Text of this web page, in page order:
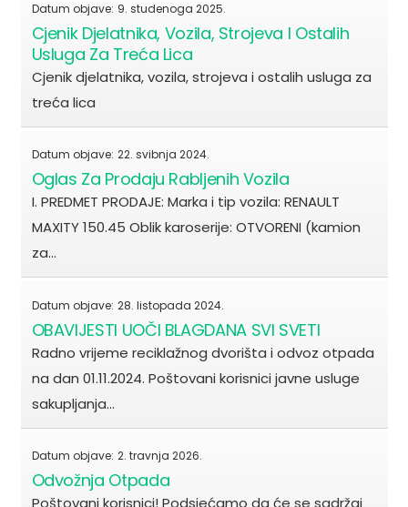
Datum objave: 9. studenoga 2025.
Cjenik Djelatnika, Vozila, Strojeva I Ostalih
Usluga Za Treća Lica
Cjenik djelatnika, vozila, strojeva i ostalih usluga za
treća lica
Datum objave: 22. svibnja 2024.
Oglas Za Prodaju Rabljenih Vozila
I. PREDMET PRODAJE: Marka i tip vozila: RENAULT
MAXITY 150.45 Oblik karoserije: OTVORENI (kamion
za…
Datum objave: 28. listopada 2024.
OBAVIJESTI UOČI BLAGDANA SVI SVETI
Radno vrijeme reciklažnog dvorišta i odvoz otpada
na dan 01.11.2024. Poštovani korisnici javne usluge
sakupljanja…
Datum objave: 2. travnja 2026.
Odvožnja Otpada
Poštovani korisnici! Podsjećamo da će se sadržaj